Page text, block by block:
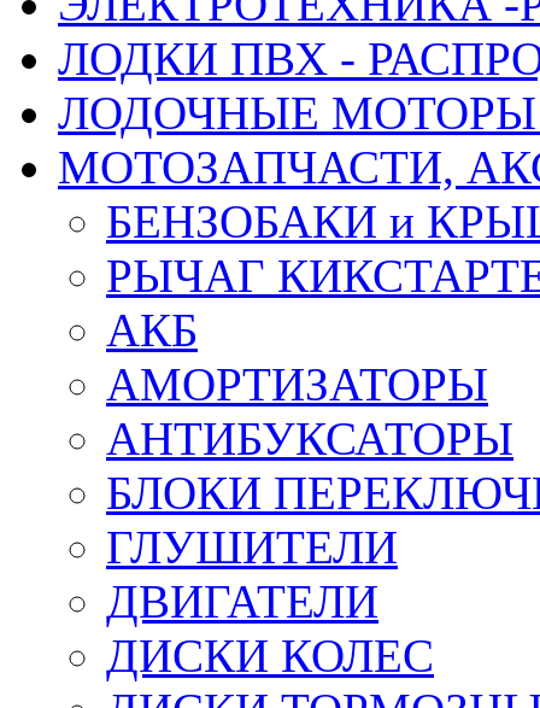
ЛОДКИ ПВХ -
ЛОДОЧНЫЕ
МОТОЗАПЧАСТИ,
БЕНЗОБАКИ и
РЫЧАГ
АКБ
АМОРТИЗАТОРЫ
АНТИБУКСАТОРЫ
БЛОКИ
ГЛУШИТЕЛИ
ДВИГАТЕЛИ
ДИСКИ КОЛЕС